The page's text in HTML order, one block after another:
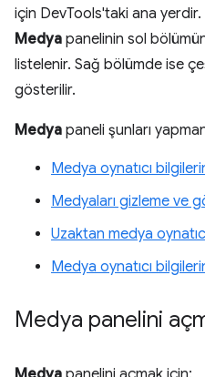
için DevTools'taki ana yerdir.
Medya panelinin sol
listelenir. Sağ bölümde ise
gösterilir.
Medya paneli şunları
Medya oynatıcı
Medyaları gizleme ve
Uzaktan medya
Medya oynatıcı
Medya panelini